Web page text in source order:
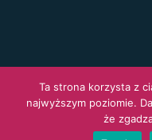
© 2026
Design eFactory
Ta strona korzysta z
najwyższym poziomie.
że